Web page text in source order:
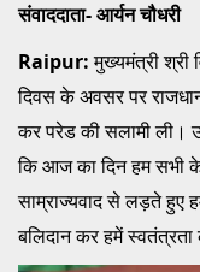
संवाददाता- आर्यन चौधरी
Raipur:मुख्यमंत्री
दिवस के अवसर पर
कर परेड की सलामी ली।
कि आज का दिन हम सभी
साम्राज्यवाद से लड़ते हुए
बलिदान कर हमें स्वतंत्रता